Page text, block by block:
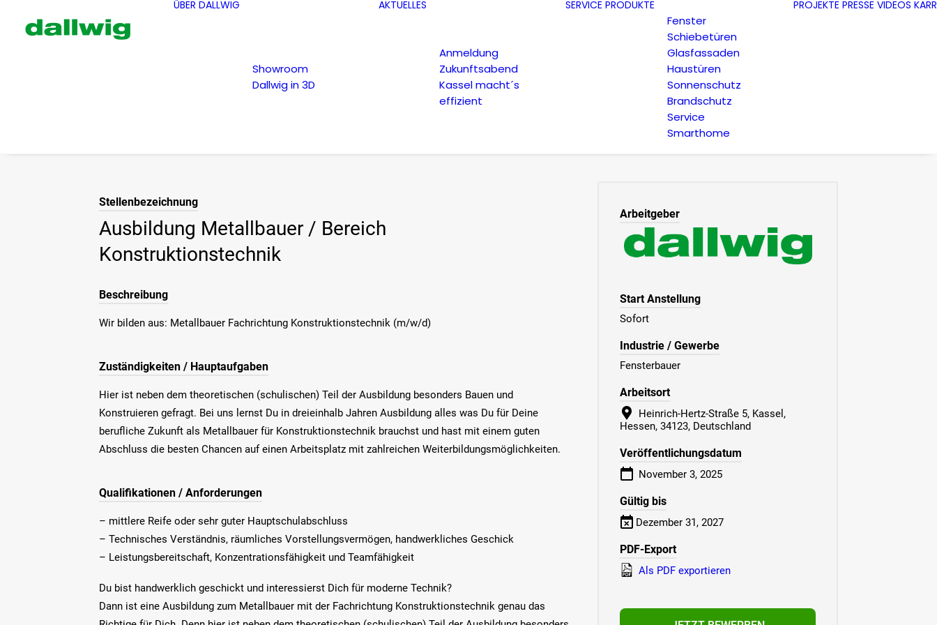
ÜBER DALLWIG
Showroom
Dallwig in 3D
AKTUELLES
Anmeldung
Zukunftsabend
Kassel macht´s
effizient
SERVICE PRODUKTE
Fenster
Schiebetüren
Glasfassaden
Haustüren
Sonnenschutz
Brandschutz
Service
Smarthome
PROJEKTE PRESSE VIDEOS
Stellenbezeichnung
Ausbildung Metallbauer / Bereich
Konstruktionstechnik
Beschreibung
Wir bilden aus: Metallbauer Fachrichtung Konstruktionstechnik (m/w/d)
Zuständigkeiten / Hauptaufgaben
Hier ist neben dem theoretischen (schulischen) Teil der Ausbildung besonders Bauen und
Konstruieren gefragt. Bei uns lernst Du in dreieinhalb Jahren Ausbildung alles was Du für Deine
berufliche Zukunft als Metallbauer für Konstruktionstechnik brauchst und hast mit einem guten
Abschluss die besten Chancen auf einen Arbeitsplatz mit zahlreichen Weiterbildungsmöglichkeiten.
Qualifikationen / Anforderungen
– mittlere Reife oder sehr guter Hauptschulabschluss
– Technisches Verständnis, räumliches Vorstellungsvermögen, handwerkliches Geschick
– Leistungsbereitschaft, Konzentrationsfähigkeit und Teamfähigkeit
Du bist handwerklich geschickt und interessierst Dich für moderne Technik?
Dann ist eine Ausbildung zum Metallbauer mit der Fachrichtung Konstruktionstechnik genau das
Arbeitgeber
Start Anstellung
Sofort
Industrie / Gewerbe
Fensterbauer
Arbeitsort
Heinrich-Hertz-Straße 5, Kassel,
Hessen, 34123, Deutschland
Veröffentlichungsdatum
November 3, 2025
Gültig bis
Dezember 31, 2027
PDF-Export
Als PDF exportieren